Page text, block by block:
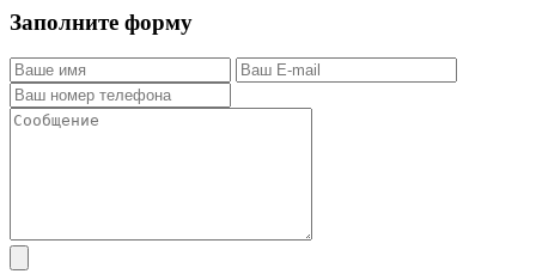
Заполните форму